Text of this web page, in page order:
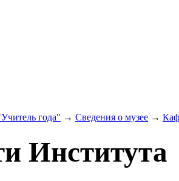
года" → Сведения о музее →
Института